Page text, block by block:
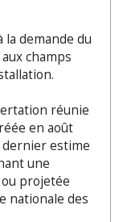
demande du
champs
réunie
en août
dernier estime
une
projetée
nationale des